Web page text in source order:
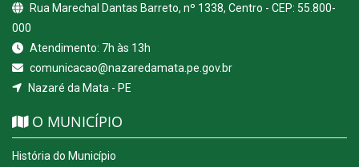
Rua Marechal Dantas Barreto, nº 1338, Centro - CEP: 55.800-
000
Atendimento: 7h às 13h
comunicacao@nazaredamata.pe.gov.br
Nazaré da Mata - PE
O MUNICÍPIO
História do Município